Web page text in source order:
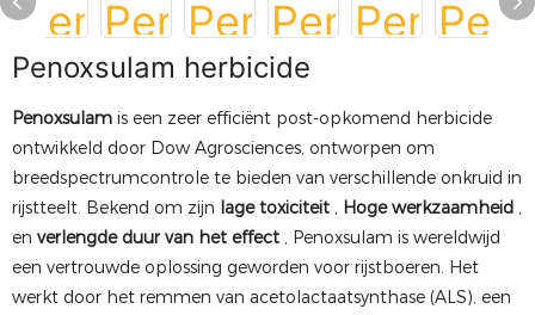
Penoxsulam herbicide
Penoxsulam is een zeer efficiënt post-opkomend herbicide
ontwikkeld door Dow Agrosciences, ontworpen om
breedspectrumcontrole te bieden van verschillende onkruid in
rijstteelt. Bekend om zijn lage toxiciteit , Hoge werkzaamheid ,
en verlengde duur van het effect , Penoxsulam is wereldwijd
een vertrouwde oplossing geworden voor rijstboeren. Het
werkt door het remmen van acetolactaatsynthase (ALS), een